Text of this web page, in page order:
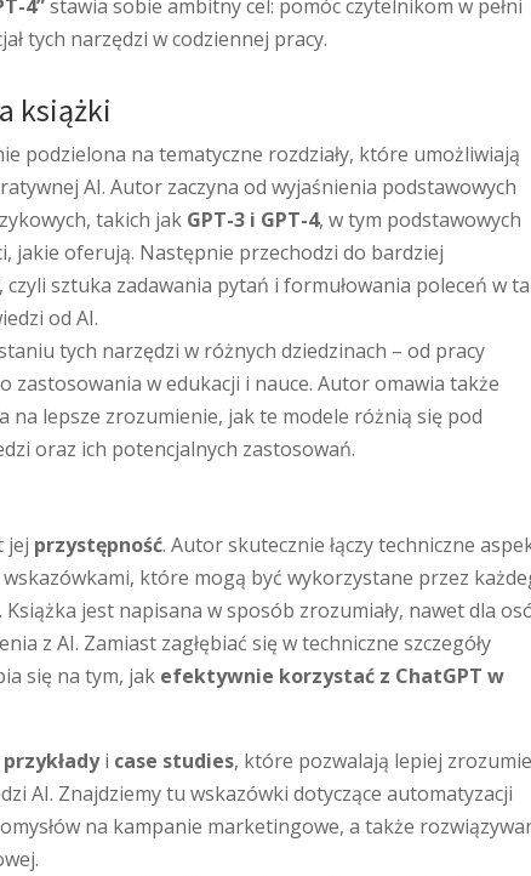
4”stawia sobie ambitny cel: pomóc czytelnikom w pełni
tych narzędzi w codziennej pracy.
książki
podzielona na tematyczne rozdziały, które umożliwiają
AI. Autor zaczyna od wyjaśnienia podstawowych
takich jak GPT-3 i GPT-4, w tym podstawowych
jakie oferują. Następnie przechodzi do bardziej
, czyli sztuka zadawania pytań i formułowania poleceń w
od AI.
tych narzędzi w różnych dziedzinach – od pracy
zastosowania w edukacji i nauce. Autor omawia także
na lepsze zrozumienie, jak te modele różnią się pod
oraz ich potencjalnych zastosowań.
jej przystępność. Autor skutecznie łączy techniczne
które mogą być wykorzystane przez
jest napisana w sposób zrozumiały, nawet dla
z AI. Zamiast zagłębiać się w techniczne szczegóły
się na tym, jak efektywnie korzystać z ChatGPT w
i case studies, które pozwalają lepiej
AI. Znajdziemy tu wskazówki dotyczące automatyzacji
na kampanie marketingowe, a także